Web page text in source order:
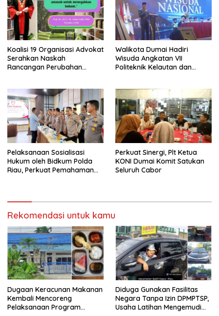
Koalisi 19 Organisasi Advokat
Serahkan Naskah
Rancangan Perubahan
RI
Walikota Dumai Hadiri
Wisuda Angkatan VII
Politeknik Kelautan dan
Pelaksanaan Sosialisasi
Hukum oleh Bidkum Polda
Riau, Perkuat Pemahaman
Perkuat Sinergi, Plt Ketua
KONI Dumai Komit Satukan
Seluruh Cabor
Rekomendasi untuk kamu
Dugaan Keracunan Makanan
Kembali Mencoreng
Pelaksanaan Program
Diduga Gunakan Fasilitas
Negara Tanpa Izin DPMPTSP,
Usaha Latihan Mengemudi